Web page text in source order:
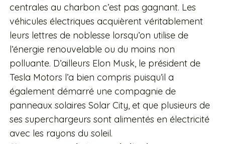
centrales au charbon c’est pas gagnant. Les
véhicules électriques acquièrent véritablement
leurs lettres de noblesse lorsqu’on utilise de
l’énergie renouvelable ou du moins non
polluante. D’ailleurs Elon Musk, le président de
Tesla Motors l’a bien compris puisqu’il a
également démarré une compagnie de
panneaux solaires Solar City, et que plusieurs de
ses superchargeurs sont alimentés en électricité
avec les rayons du soleil.